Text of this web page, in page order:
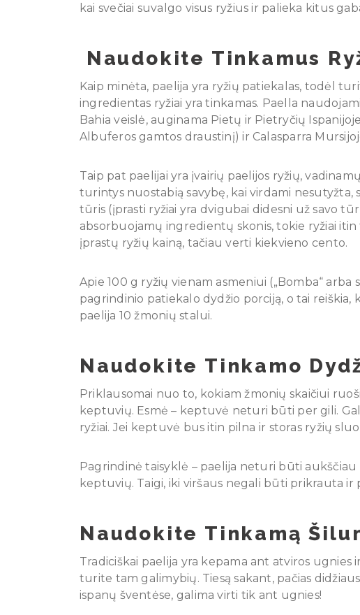
kai svečiai suvalgo visus ryžius ir palieka kitus
Naudokite Tinkamus
Kaip minėta, paelija yra ryžių patiekalas, todėl
ingredientas ryžiai yra tinkamas. Paella
Bahia veislė, auginama Pietų ir Pietryčių
Albuferos gamtos draustinį) ir Calasparra
Taip pat paelijai yra įvairių paelijos ryžių,
turintys nuostabią savybę, kai virdami
tūris (įprasti ryžiai yra dvigubai didesni už savo
absorbuojamų ingredientų skonis, tokie ryžiai
įprastų ryžių kainą, tačiau verti kiekvieno cento.
Apie 100 g ryžių vienam asmeniui („Bomba“
pagrindinio patiekalo dydžio porciją, o tai reiškia,
paelija 10 žmonių stalui.
Naudokite Tinkamo
Priklausomai nuo to, kokiam žmonių skaičiui
keptuvių. Esmė – keptuvė neturi būti per gili.
ryžiai. Jei keptuvė bus itin pilna ir storas ryžių
Pagrindinė taisyklė – paelija neturi būti
keptuvių. Taigi, iki viršaus negali būti prikrauta
Naudokite Tinkamą
Tradiciškai paelija yra kepama ant atviros ugnies
turite tam galimybių. Tiesą sakant, pačias
ispanų šventėse, galima virti tik ant ugnies!